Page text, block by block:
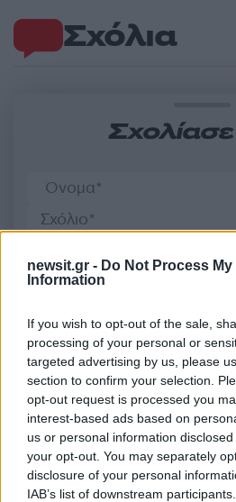
newsit.gr - Do Not Process My
Information
If you wish to opt-out of the sale,
processing of your personal or
targeted advertising by us, please
section to confirm your selection.
opt-out request is processed you
interest-based ads based on
us or personal information
your opt-out. You may separately
disclosure of your personal
IAB’s list of downstream
Σχόλια
Υποβολή
Όροι Χρήσης
. Το site προστατεύεται
Πολιτική Απορρήτου&Όροι Χρήσης
Media
ΔΕΣΠΟΙΝΑ
Share: